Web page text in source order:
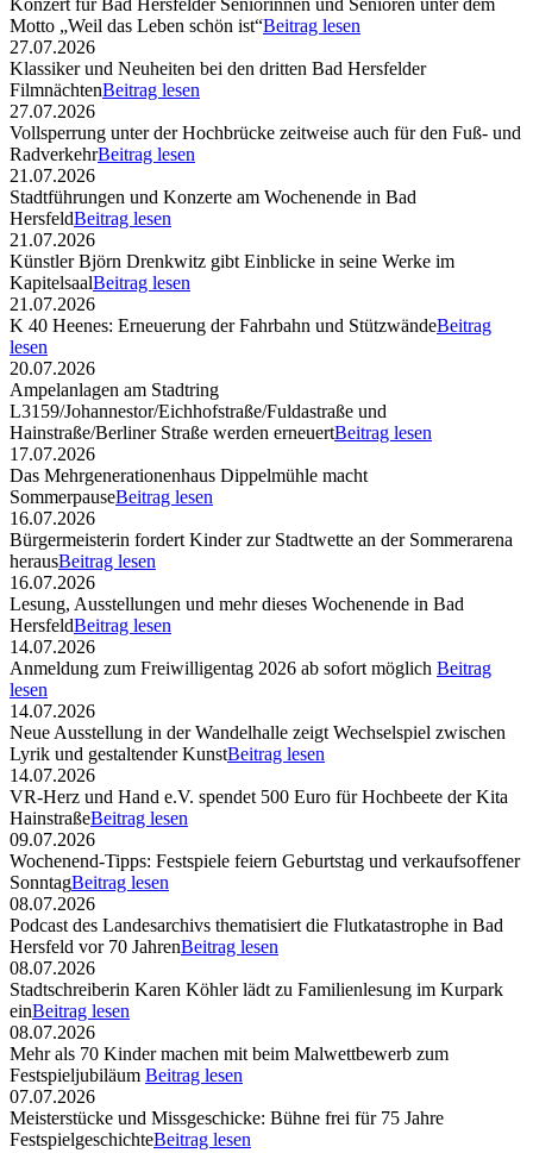
Konzert für Bad Hersfelder Seniorinnen und Senioren unter dem
Motto „Weil das Leben schön ist“Beitrag lesen
27.07.2026
Klassiker und Neuheiten bei den dritten Bad Hersfelder
FilmnächtenBeitrag lesen
27.07.2026
Vollsperrung unter der Hochbrücke zeitweise auch für den Fuß- und
RadverkehrBeitrag lesen
21.07.2026
Stadtführungen und Konzerte am Wochenende in Bad
HersfeldBeitrag lesen
21.07.2026
Künstler Björn Drenkwitz gibt Einblicke in seine Werke im
KapitelsaalBeitrag lesen
21.07.2026
K 40 Heenes: Erneuerung der Fahrbahn und StützwändeBeitrag
lesen
20.07.2026
Ampelanlagen am Stadtring
L3159/Johannestor/Eichhofstraße/Fuldastraße und
Hainstraße/Berliner Straße werden erneuertBeitrag lesen
17.07.2026
Das Mehrgenerationenhaus Dippelmühle macht
SommerpauseBeitrag lesen
16.07.2026
Bürgermeisterin fordert Kinder zur Stadtwette an der Sommerarena
herausBeitrag lesen
16.07.2026
Lesung, Ausstellungen und mehr dieses Wochenende in Bad
HersfeldBeitrag lesen
14.07.2026
Anmeldung zum Freiwilligentag 2026 ab sofort möglich Beitrag
lesen
14.07.2026
Neue Ausstellung in der Wandelhalle zeigt Wechselspiel zwischen
Lyrik und gestaltender KunstBeitrag lesen
14.07.2026
VR-Herz und Hand e.V. spendet 500 Euro für Hochbeete der Kita
HainstraßeBeitrag lesen
09.07.2026
Wochenend-Tipps: Festspiele feiern Geburtstag und verkaufsoffener
SonntagBeitrag lesen
08.07.2026
Podcast des Landesarchivs thematisiert die Flutkatastrophe in Bad
Hersfeld vor 70 JahrenBeitrag lesen
08.07.2026
Stadtschreiberin Karen Köhler lädt zu Familienlesung im Kurpark
einBeitrag lesen
08.07.2026
Mehr als 70 Kinder machen mit beim Malwettbewerb zum
Festspieljubiläum Beitrag lesen
07.07.2026
Meisterstücke und Missgeschicke: Bühne frei für 75 Jahre
FestspielgeschichteBeitrag lesen